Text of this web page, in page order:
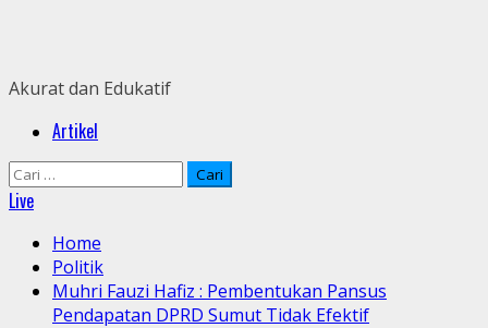
Akurat dan Edukatif
PrimaryArtikel
Cari
untuk:
Live
Home
Politik
Muhri Fauzi Hafiz : Pembentukan Pansus
Pendapatan DPRD Sumut Tidak Efektif